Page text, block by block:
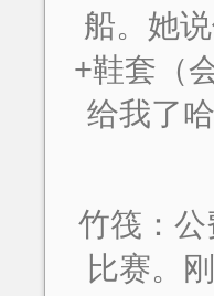
船。她
+鞋套（
给我了
竹筏：
比赛。